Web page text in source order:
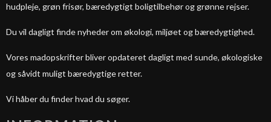
hudpleje, grøn frisør, bæredygtigt boligtilbehør og grønne rejser.
Du vil dagligt finde nyheder om økologi, miljøet og bæredygtighed.
Vores madopskrifter bliver opdateret dagligt med sunde, økologiske
og såvidt muligt bæredygtige retter.
Vi håber du finder hvad du søger.